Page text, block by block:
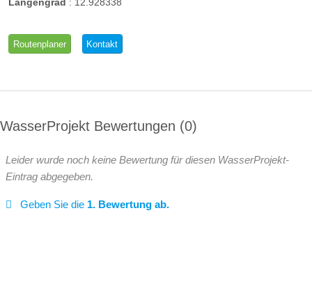
Längengrad : 12.928338
Routenplaner Kontakt
WasserProjekt Bewertungen 0
Leider wurde noch keine Bewertung für diesen WasserProjekt-
Eintrag abgegeben.
Geben Sie die 1. Bewertung ab.